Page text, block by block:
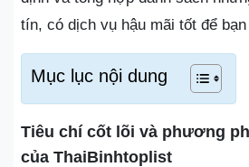
tín, có dịch vụ hậu mãi tốt để
Mục lục nội dung
Tiêu chí cốt lõi và phương
của ThaiBinhtoplist